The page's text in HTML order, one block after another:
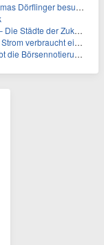
im Kammerbezirk Freiburg
Zukunft sind grün-blau
ein Aufzug im Gebäude
Frankfurter Wertpapierbörse bekannt